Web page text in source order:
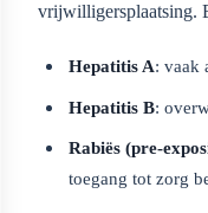
vrijwilligersplaatsing.
Hepatitis A: vaak
Hepatitis B:
Rabiës (pre-
toegang tot zorg